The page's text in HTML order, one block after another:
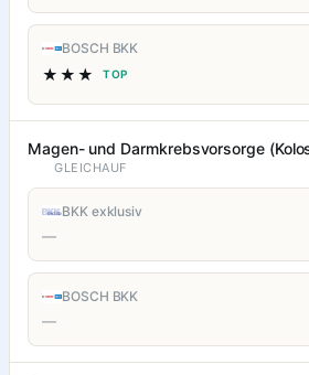
BOSCH BKK
★★★ TOP
Magen- und Darmkrebsvorsorge
GLEICHAUF
BKK exklusiv
—
BOSCH BKK
—